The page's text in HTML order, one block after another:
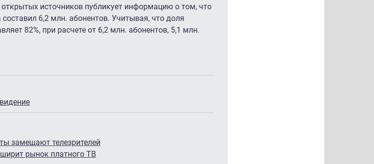
источников публикует информацию о том, что
6,2 млн. абонентов. Учитывая, что доля
82%, при расчете от 6,2 млн. абонентов, 5,1 млн.
замещают телезрителей
рынок платного ТВ